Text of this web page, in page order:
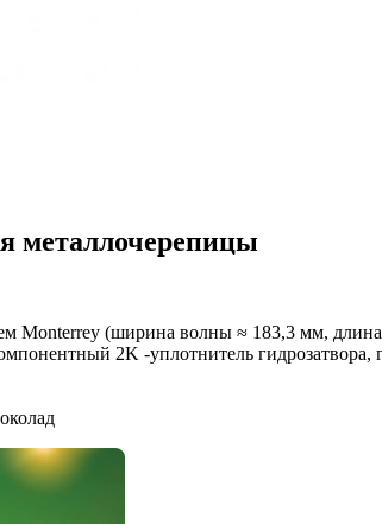
металлочерепицы
Monterrey (ширина волны ≈ 183,3 мм,
2K -уплотнитель